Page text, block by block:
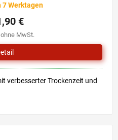
7 Werktagen
MwSt.
€
verbesserter Trockenzeit und